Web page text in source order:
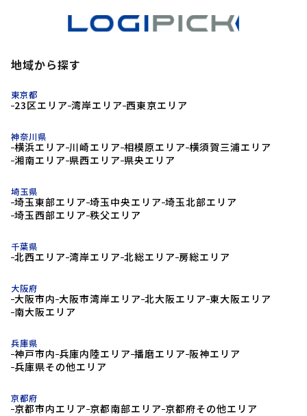
地域から探す
東京都
23区エリア 湾岸エリア 西東京エリア
神奈川県
横浜エリア 川崎エリア 相模原エリア 横須賀三浦エリア
湘南エリア 県西エリア 県央エリア
埼玉県
埼玉東部エリア 埼玉中央エリア 埼玉北部エリア
埼玉西部エリア 秩父エリア
千葉県
北西エリア 湾岸エリア 北総エリア 房総エリア
大阪府
大阪市内 大阪市湾岸エリア 北大阪エリア 東大阪エリア
南大阪エリア
兵庫県
神戸市内 兵庫内陸エリア 播磨エリア 阪神エリア
兵庫県その他エリア
京都府
京都市内エリア 京都南部エリア 京都府その他エリア